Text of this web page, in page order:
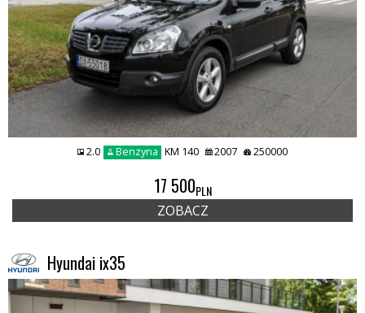
2.0 Benzyna KM 140 2007 250000
17 500PLN
ZOBACZ
Hyundai ix35